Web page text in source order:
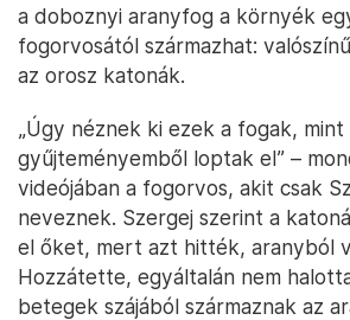
a doboznyi aranyfog a környék
fogorvosától származhat:
az orosz katonák.
„Úgy néznek ki ezek a fogak, mint
gyűjteményemből loptak el” –
videójában a fogorvos, akit csak
neveznek. Szergej szerint a
el őket, mert azt hitték, aranyból
Hozzátette, egyáltalán nem
betegek szájából származnak az